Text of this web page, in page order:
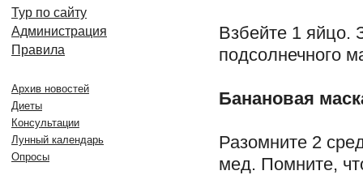
Взбейте 1 яйцо.
подсолнечного
Банановая
Разомните 2
мед. Помните,
Тур по сайту
Администрация
Правила
Архив новостей
Диеты
Консультации
Лунный календарь
Опросы